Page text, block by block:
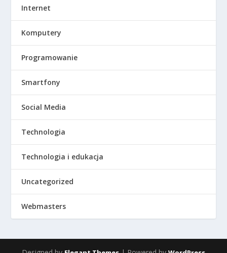
Internet
Komputery
Programowanie
Smartfony
Social Media
Technologia
Technologia i edukacja
Uncategorized
Webmasters